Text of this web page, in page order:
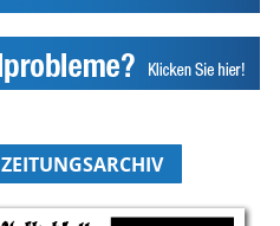
ZEITUNGSARCHIV